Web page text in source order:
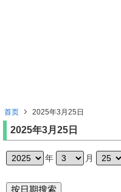
首页 2025年3月25日
2025年3月25日
年 月